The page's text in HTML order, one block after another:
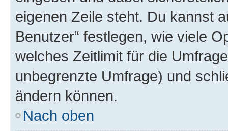
eigenen Zeile steht. Du kannst
Benutzer“ festlegen, wie viele
welches Zeitlimit für die
unbegrenzte Umfrage) und
ändern können.
Nach oben